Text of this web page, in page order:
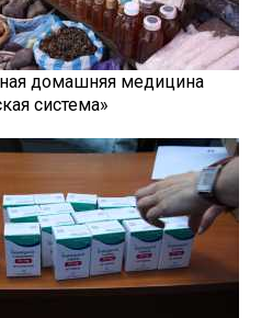
домашняя медицина
система»